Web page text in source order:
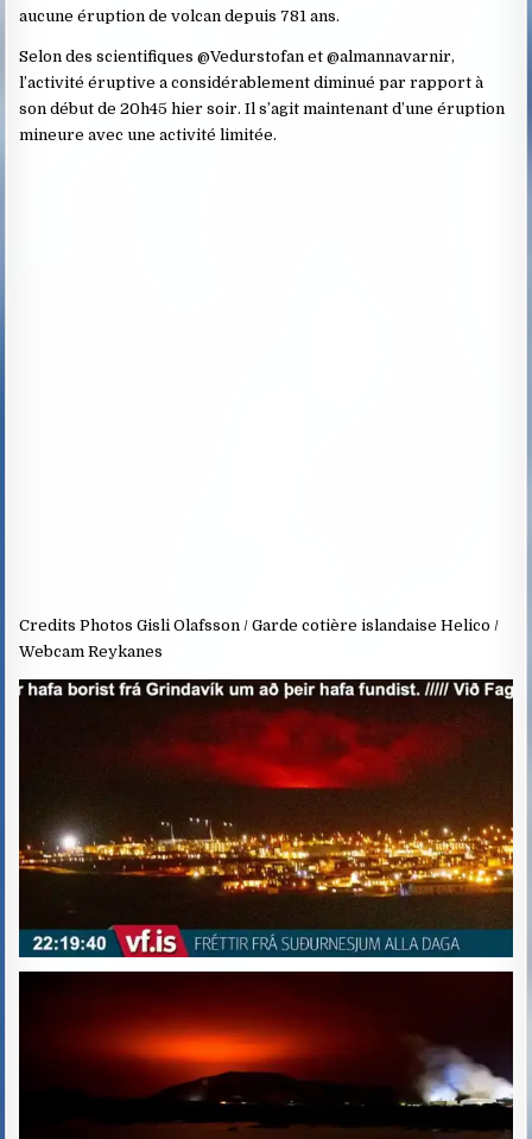
aucune éruption de volcan depuis 781 ans.
Selon des scientifiques @Vedurstofan et @almannavarnir,
l’activité éruptive a considérablement diminué par rapport à
son début de 20h45 hier soir. Il s’agit maintenant d’une éruption
mineure avec une activité limitée.
Credits Photos Gisli Olafsson / Garde cotière islandaise Helico /
Webcam Reykanes